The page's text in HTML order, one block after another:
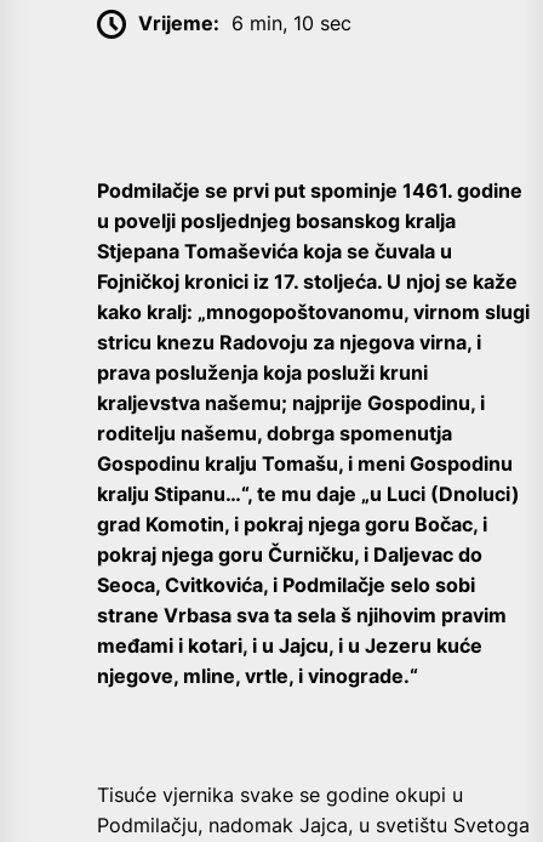
Vrijeme: 6 min, 10 sec
Podmilačje se prvi put spominje 1461. godine
u povelji posljednjeg bosanskog kralja
Stjepana Tomaševića koja se čuvala u
Fojničkoj kronici iz 17. stoljeća. U njoj se kaže
kako kralj: „mnogopoštovanomu, virnom slugi
stricu knezu Radovoju za njegova virna, i
prava posluženja koja posluži kruni
kraljevstva našemu; najprije Gospodinu, i
roditelju našemu, dobrga spomenutja
Gospodinu kralju Tomašu, i meni Gospodinu
kralju Stipanu…“, te mu daje „u Luci (Dnoluci)
grad Komotin, i pokraj njega goru Bočac, i
pokraj njega goru Čurničku, i Daljevac do
Seoca, Cvitkovića, i Podmilačje selo sobi
strane Vrbasa sva ta sela š njihovim pravim
međami i kotari, i u Jajcu, i u Jezeru kuće
njegove, mline, vrtle, i vinograde.“
Tisuće vjernika svake se godine okupi u
Podmilačju, nadomak Jajca, u svetištu Svetoga